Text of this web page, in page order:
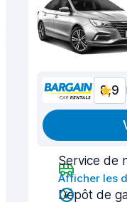
8,9
Service de
Afficher les
Dépôt de